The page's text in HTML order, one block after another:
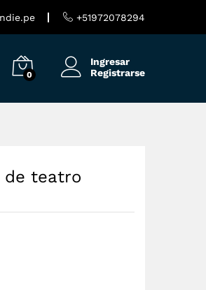
+51972078294
0
Ingresar
Registrarse
de teatro
Añadir al carrito